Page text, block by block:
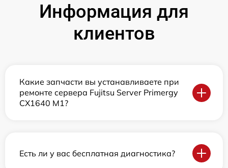
Информация для
клиентов
Какие запчасти вы устанавливаете при
ремонте сервера Fujitsu Server Primergy
CX1640 M1?
Есть ли у вас бесплатная диагностика?